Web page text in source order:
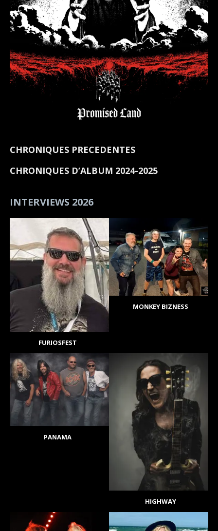
CHRONIQUES PRECEDENTES
CHRONIQUES D’ALBUM 2024-2025
INTERVIEWS 2026
FURIOSFEST
MONKEY BIZNESS
PANAMA
HIGHWAY